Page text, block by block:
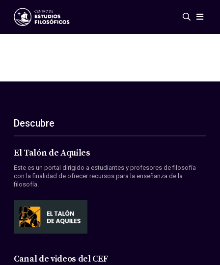
Eventos
ES
EN
Acerca de nosotros
Miembros
Convenios
Descubre
El Talón de Aquiles
Este es un portal dirigido a estudiantes y profesores de filosofía
con la finalidad de ofrecer recursos para la enseñanza de la
filosofía.
Canal de videos del CEF